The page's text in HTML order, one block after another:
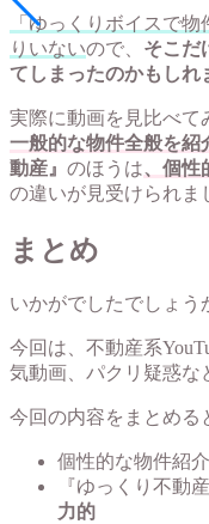
「ゆっくりボイスで
りいないので、 そこだ
てしまったのかもしれ
実際に動画を見比べて
一般的な物件全般を紹
動産』 のほうは、個性
の違いが見受けられま
まとめ
いかがでしたでしょう
今回は、不動産系
気動画、パクリ疑惑な
今回の内容をまとめ
個性的な物件紹
『ゆっくり不動
力的